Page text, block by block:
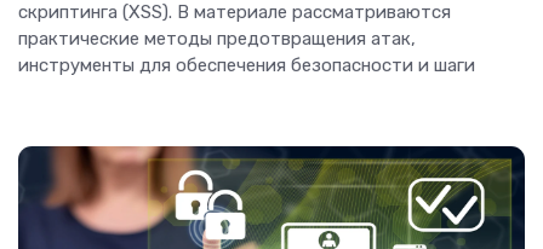
скриптинга (XSS). В материале рассматриваются
практические методы предотвращения атак,
инструменты для обеспечения безопасности и шаги